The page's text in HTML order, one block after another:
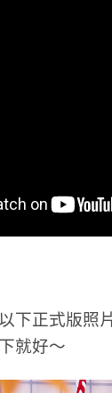
下正式版照
就好～